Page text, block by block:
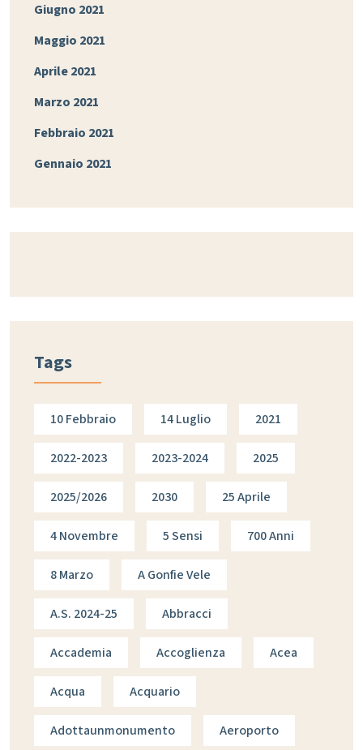
Giugno 2021
Maggio 2021
Aprile 2021
Marzo 2021
Febbraio 2021
Gennaio 2021
Tags
10 Febbraio 14 Luglio 2021
2022-2023 2023-2024 2025
2025/2026 2030 25 Aprile
4 Novembre 5 Sensi 700 Anni
8 Marzo A Gonfie Vele
A.s. 2024-25 Abbracci
Accademia Accoglienza Acea
Acqua Acquario
Adottaunmonumento Aeroporto